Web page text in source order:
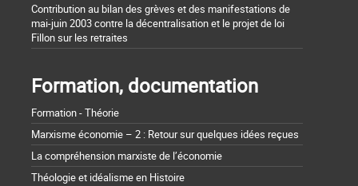
Contribution au bilan des grèves et des manifestations de
mai-juin 2003 contre la décentralisation et le projet de loi
Fillon sur les retraites
Formation, documentation
Formation - Théorie
Marxisme économie – 2 : Retour sur quelques idées reçues
La compréhension marxiste de l’économie
Théologie et idéalisme en Histoire